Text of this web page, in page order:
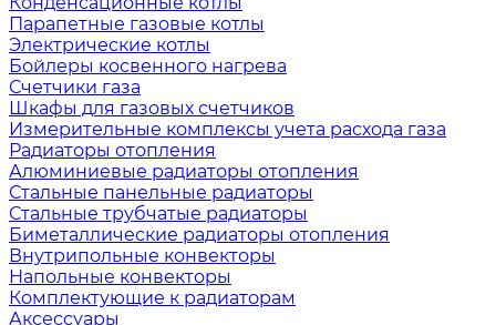
Парапетные газовые котлы
Электрические котлы
Бойлеры косвенного нагрева
Счетчики газа
Шкафы для газовых счетчиков
Измерительные комплексы учета расхода газа
Радиаторы отопления
Алюминиевые радиаторы отопления
Стальные панельные радиаторы
Стальные трубчатые радиаторы
Биметаллические радиаторы отопления
Внутрипольные конвекторы
Напольные конвекторы
Комплектующие к радиаторам
Аксессуары